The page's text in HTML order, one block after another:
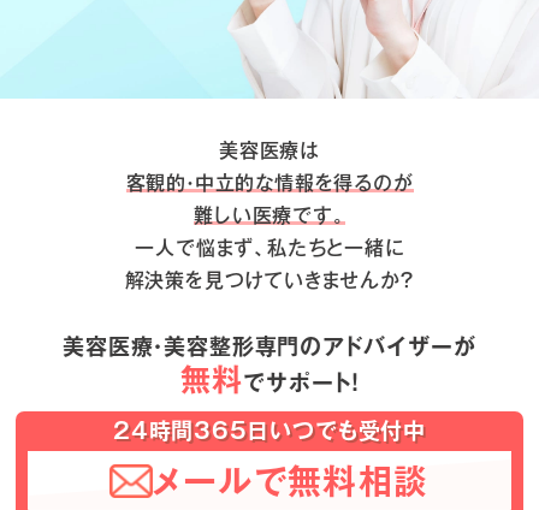
美容医療は
客観的・中立的な情報を得るのが
難しい医療です。
一人で悩まず、私たちと一緒に
解決策を見つけていきませんか？
美容医療・美容整形専門のアドバイザーが
無料でサポート！
24時間365日いつでも受付中
メールで無料相談